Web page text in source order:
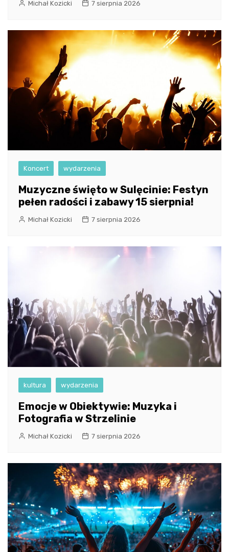
Michał Kozicki 7 sierpnia 2026
Koncert wydarzenia
Muzyczne święto w Sulęcinie: Festyn
pełen radości i zabawy 15 sierpnia!
Michał Kozicki 7 sierpnia 2026
kultura wydarzenia
Emocje w Obiektywie: Muzyka i
Fotografia w Strzelinie
Michał Kozicki 7 sierpnia 2026